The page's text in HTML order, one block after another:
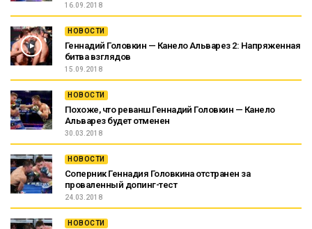
16.09.2018
НОВОСТИ
Геннадий Головкин — Канело Альварез 2: Напряженная
битва взглядов
15.09.2018
НОВОСТИ
Похоже, что реванш Геннадий Головкин — Канело
Альварез будет отменен
30.03.2018
НОВОСТИ
Соперник Геннадия Головкина отстранен за
проваленный допинг-тест
24.03.2018
НОВОСТИ